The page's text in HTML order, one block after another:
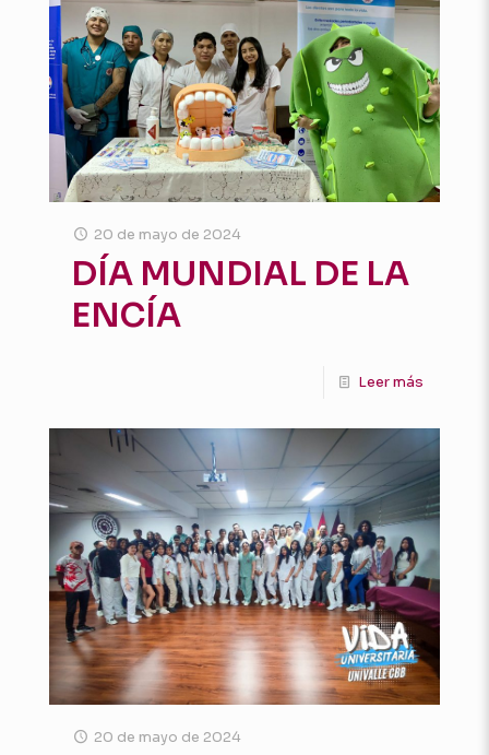
20 de mayo de 2024
DÍA MUNDIAL DE LA
ENCÍA
Leer más
20 de mayo de 2024